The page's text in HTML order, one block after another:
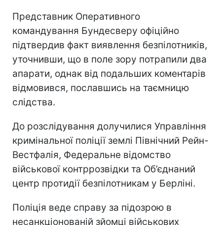
Представник Оперативного
командування Бундесверу офіційно
підтвердив факт виявлення безпілотників,
уточнивши, що в поле зору потрапили два
апарати, однак від подальших коментарів
відмовився, пославшись на таємницю
слідства.
До розслідування долучилися Управління
кримінальної поліції землі Північний Рейн-
Вестфалія, Федеральне відомство
військової контррозвідки та Об’єднаний
центр протидії безпілотникам у Берліні.
Поліція веде справу за підозрою в
несанкціонованій зйомці військових